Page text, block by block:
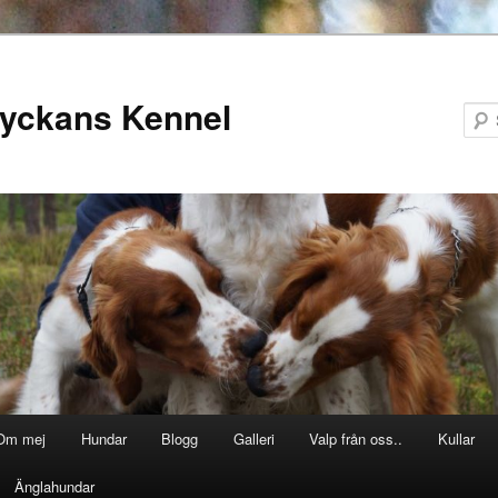
Kennel
mej Hundar Blogg Galleri Valp från oss.. Kullar
Änglahundar